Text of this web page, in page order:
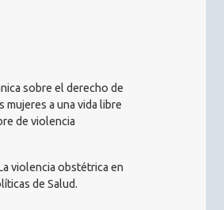
sobre el derecho de
mujeres a una vida libre
de violencia
violencia obstétrica en
de Salud.